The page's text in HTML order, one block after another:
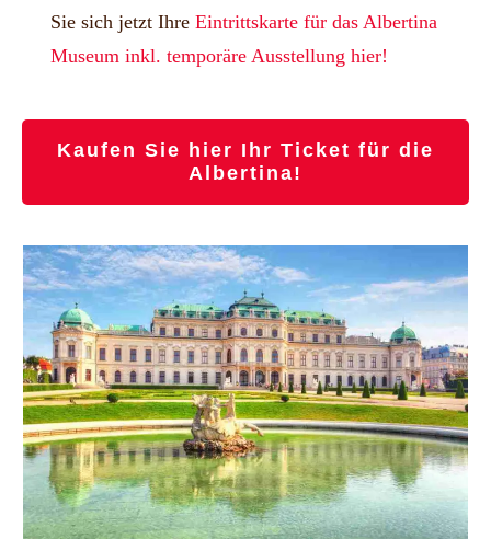
Sie sich jetzt Ihre Eintrittskarte für das Albertina
Museum inkl. temporäre Ausstellung hier!
Kaufen Sie hier Ihr Ticket für die
Albertina!